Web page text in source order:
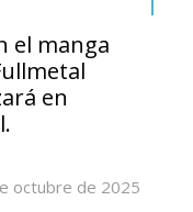
el manga
en
octubre de 2025